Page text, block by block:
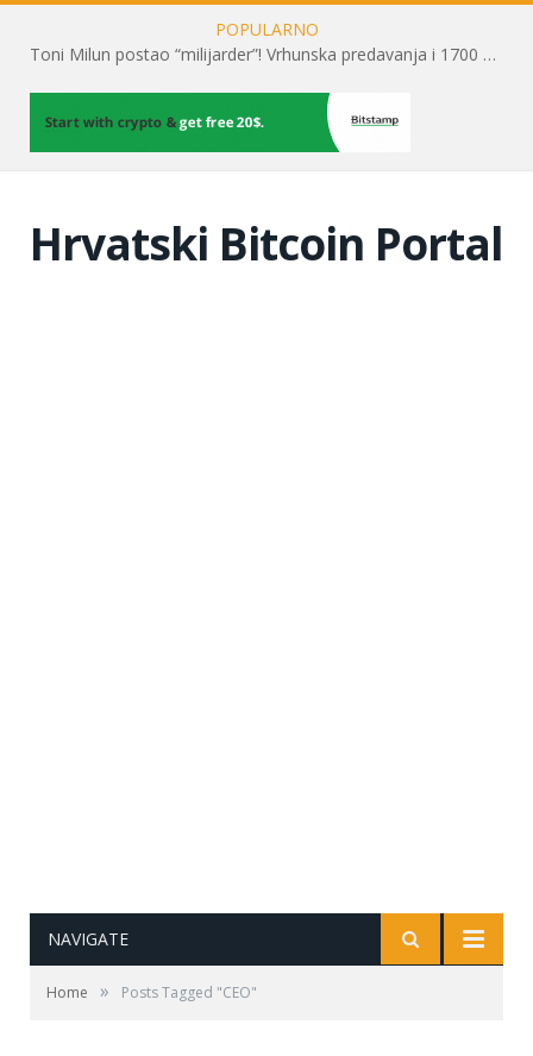
POPULARNO
Toni Milun postao “milijarder”! Vrhunska predavanja i 1700 posjetitelja obilježili su mjesec financijske pismenosti
Hrvatski Bitcoin Portal
NAVIGATE
Home » Posts Tagged "CEO"